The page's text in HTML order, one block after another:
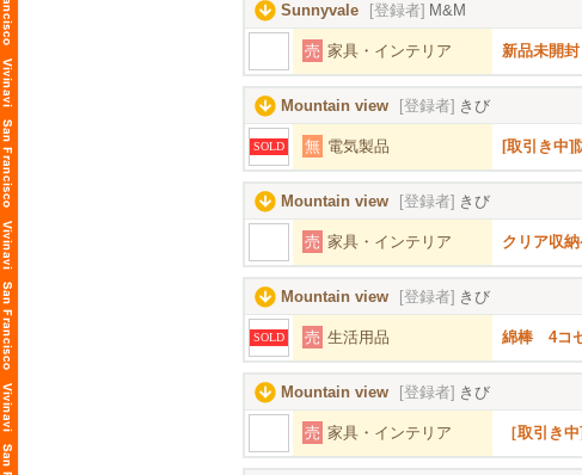
Sunnyvale [登録者] M&M
売 家具・インテリア 新品未開
Mountain view [登録者] きび
SOLD 無 電気製品 [取引き中
Mountain view [登録者] きび
売 家具・インテリア クリア収
Mountain view [登録者] きび
SOLD 売 生活用品 綿棒 4コ
Mountain view [登録者] きび
売 家具・インテリア ［取引き